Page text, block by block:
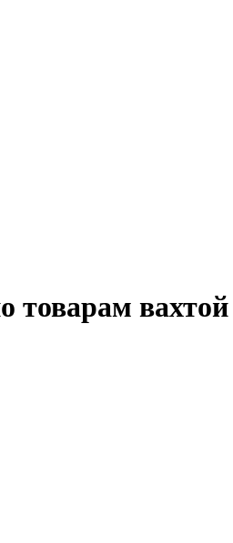
товарам